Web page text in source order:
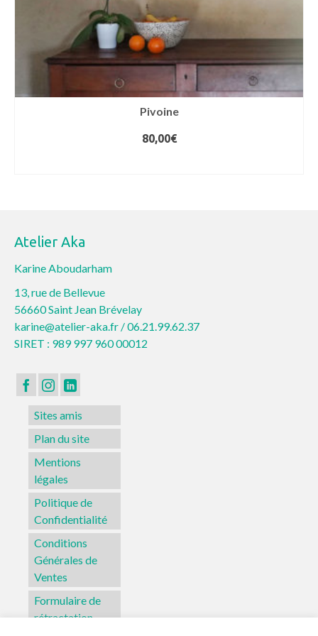
page
du
produit
Pivoine
80,00€
Atelier Aka
Karine Aboudarham
13, rue de Bellevue
56660 Saint Jean Brévelay
karine@atelier-aka.fr /06.21.99.62.37
SIRET : 989 997 960 00012
Sites amis
Plan du site
Mentions
légales
Politique de
Confidentialité
Conditions
Générales de
Ventes
Formulaire de
rétractation